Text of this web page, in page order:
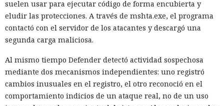
suelen usar para ejecutar código de forma encubierta y
eludir las protecciones. A través de mshta.exe, el programa
contactó con el servidor de los atacantes y descargó una
segunda carga maliciosa.
Al mismo tiempo Defender detectó actividad sospechosa
mediante dos mecanismos independientes: uno registró
cambios inusuales en el registro, el otro reconoció en el
comportamiento indicios de un ataque real, no de un uso